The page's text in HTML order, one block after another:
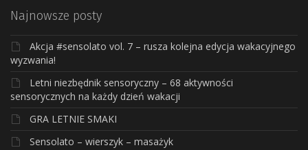
Najnowsze posty
Akcja #sensolato vol. 7 – rusza kolejna edycja wakacyjnego
wyzwania!
Letni niezbędnik sensoryczny – 68 aktywności
sensorycznych na każdy dzień wakacji
GRA LETNIE SMAKI
Sensolato – wierszyk – masażyk